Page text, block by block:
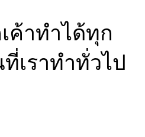
ค้าทำได้ทุก
เราทำทั่วไป